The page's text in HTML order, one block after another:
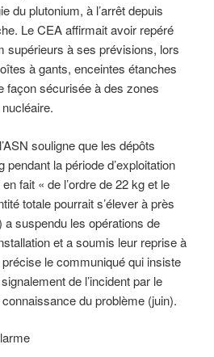
du plutonium, à l’arrêt depuis
Le CEA affirmait avoir repéré
supérieurs à ses prévisions, lors
à gants, enceintes étanches
façon sécurisée à des zones
souligne que les dépôts
la période d’exploitation
fait « de l’ordre de 22 kg et le
totale pourrait s’élever à près
a suspendu les opérations de
et a soumis leur reprise à
le communiqué qui insiste
de l’incident par le
du problème (juin).